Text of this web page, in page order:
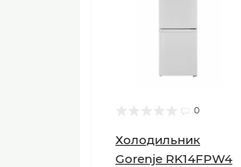
0
Холодильник
Gorenje RK14FPW4